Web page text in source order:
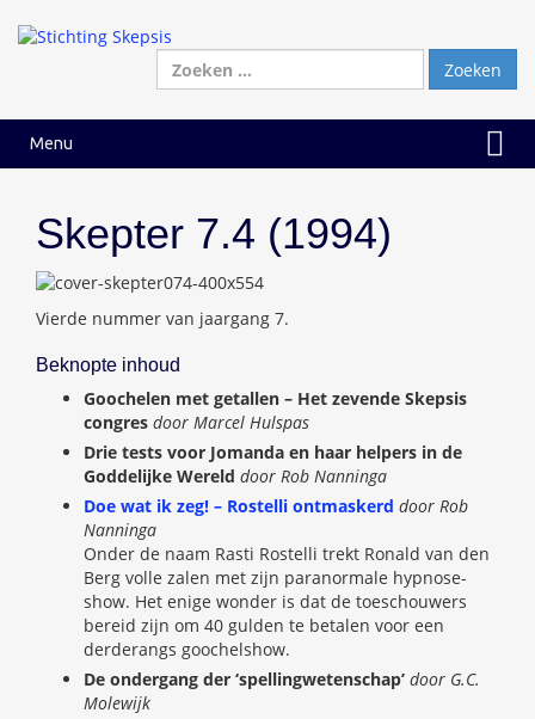
naar
naar
Zoeken
naar:
Menu
Skepter 7.4 (1994)
Vierde nummer van jaargang 7.
Beknopte inhoud
Goochelen met getallen – Het zevende Skepsis
congres door Marcel Hulspas
Drie tests voor Jomanda en haar helpers in de
Goddelijke Wereld door Rob Nanninga
Doe wat ik zeg! – Rostelli ontmaskerd door Rob
Nanninga
Onder de naam Rasti Rostelli trekt Ronald van den
Berg volle zalen met zijn paranormale hypnose-
show. Het enige wonder is dat de toeschouwers
bereid zijn om 40 gulden te betalen voor een
derderangs goochelshow.
De ondergang der ‘spellingwetenschap’ door G.C.
Molewijk